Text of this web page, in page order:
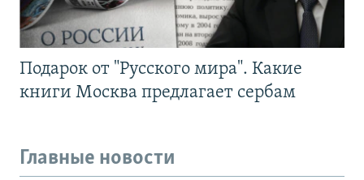
Подарок от "Русского мира". Какие
книги Москва предлагает сербам
Главные новости